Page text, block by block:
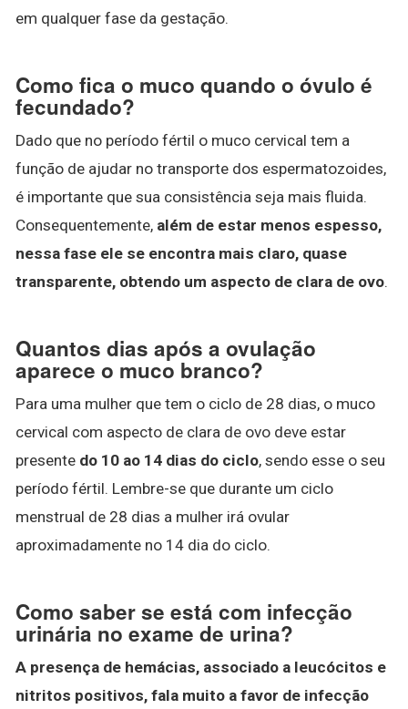
em qualquer fase da gestação.
Como fica o muco quando o óvulo é
fecundado?
Dado que no período fértil o muco cervical tem a
função de ajudar no transporte dos espermatozoides,
é importante que sua consistência seja mais fluida.
Consequentemente, além de estar menos espesso,
nessa fase ele se encontra mais claro, quase
transparente, obtendo um aspecto de clara de ovo.
Quantos dias após a ovulação
aparece o muco branco?
Para uma mulher que tem o ciclo de 28 dias, o muco
cervical com aspecto de clara de ovo deve estar
presente do 10 ao 14 dias do ciclo, sendo esse o seu
período fértil. Lembre-se que durante um ciclo
menstrual de 28 dias a mulher irá ovular
aproximadamente no 14 dia do ciclo.
Como saber se está com infecção
urinária no exame de urina?
A presença de hemácias, associado a leucócitos e
nitritos positivos, fala muito a favor de infecção